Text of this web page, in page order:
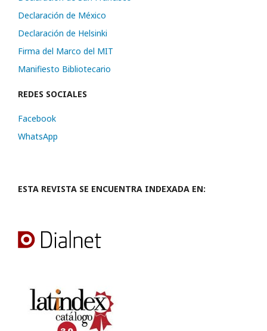
Declaración de México
Declaración de Helsinki
Firma del Marco del MIT
Manifiesto Bibliotecario
REDES SOCIALES
Facebook
WhatsApp
ESTA REVISTA SE ENCUENTRA INDEXADA EN: